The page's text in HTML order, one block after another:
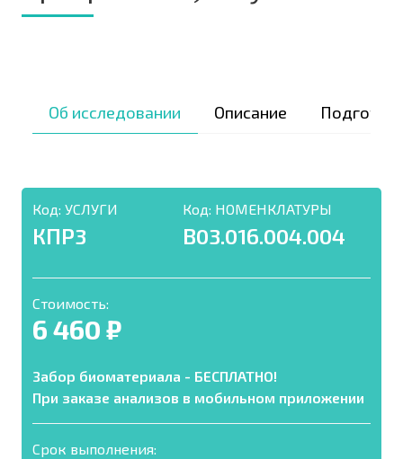
Об исследовании Описание
Код: УСЛУГИ
КПР3
Код: НОМЕНКЛАТУРЫ
В03.016.004.004
Стоимость:
6 460 ₽
Забор биоматериала - БЕСПЛАТНО!
При заказе анализов в мобильном приложении
Срок выполнения: